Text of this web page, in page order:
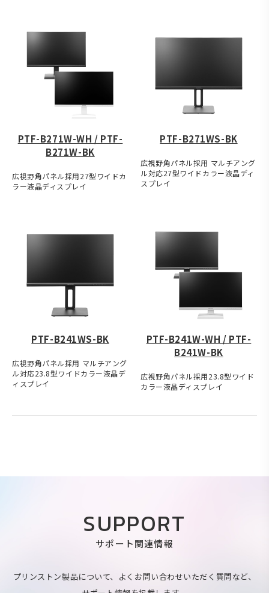
PTF-B271W-WH / PTF-
B271W-BK
広視野角パネル採用27型ワイドカ
ラー液晶ディスプレイ
PTF-B271WS-BK
広視野角パネル採用 マルチアング
ル対応27型ワイドカラー液晶ディ
スプレイ
PTF-B241WS-BK
広視野角パネル採用 マルチアング
ル対応23.8型ワイドカラー液晶デ
ィスプレイ
PTF-B241W-WH / PTF-
B241W-BK
広視野角パネル採用23.8型ワイド
カラー液晶ディスプレイ
SUPPORT
サポート関連情報
プリンストン製品について、よくお問い合わせいただく質問など、